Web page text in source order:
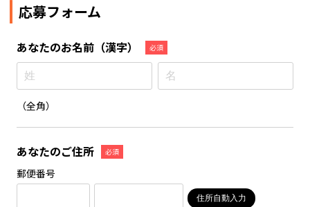
応募フォーム
あなたのお名前 （漢字） 必須
（全角）
あなたのご住所 必須
郵便番号
住所自動入力